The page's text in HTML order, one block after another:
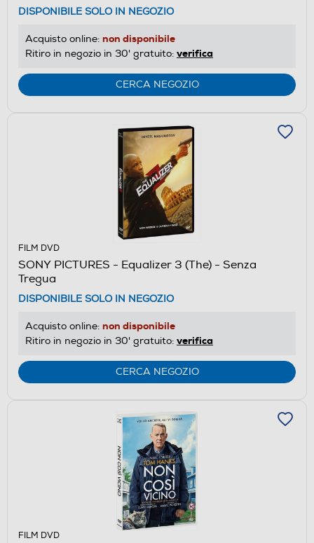
DISPONIBILE SOLO IN NEGOZIO
Acquisto online: non disponibile
Ritiro in negozio in 30' gratuito: verifica
CERCA NEGOZIO
FILM DVD
SONY PICTURES - Equalizer 3 (The) - Senza
Tregua
DISPONIBILE SOLO IN NEGOZIO
Acquisto online: non disponibile
Ritiro in negozio in 30' gratuito: verifica
CERCA NEGOZIO
FILM DVD